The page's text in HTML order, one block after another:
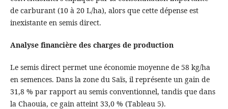
de carburant (10 à 20 L/ha), alors que cette dépense est
inexistante en semis direct.
Analyse financière des charges de production
Le semis direct permet une économie moyenne de 58 kg/ha
en semences. Dans la zone du Saïs, il représente un gain de
31,8 % par rapport au semis conventionnel, tandis que dans
la Chaouia, ce gain atteint 33,0 % (Tableau 5).